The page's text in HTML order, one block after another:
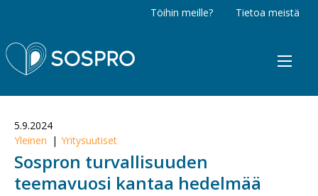
Tietoa meistä
Töihin meille?
Sospro
5.9.2024
Yleinen
Yritysuutiset
Sospron turvallisuuden
teemavuosi kantaa hedelmää